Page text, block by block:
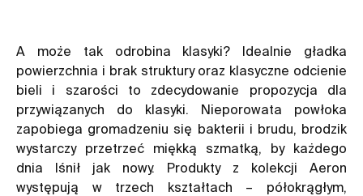
A może tak odrobina klasyki? Idealnie gładka
powierzchnia i brak struktury oraz klasyczne odcienie
bieli i szarości to zdecydowanie propozycja dla
przywiązanych do klasyki. Nieporowata powłoka
zapobiega gromadzeniu się bakterii i brudu, brodzik
wystarczy przetrzeć miękką szmatką, by każdego
dnia lśnił jak nowy. Produkty z kolekcji Aeron
występują w trzech kształtach – półokrągłym,